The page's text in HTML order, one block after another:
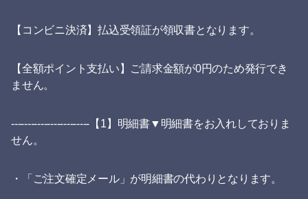
【コンビニ決済】払込受領証が領収書となります。
【全額ポイント支払い】ご請求金額が0円のため発行でき
ません。
------------------------【1】明細書▼明細書をお入れしておりま
せん。
・「ご注文確定メール」が明細書の代わりとなります。